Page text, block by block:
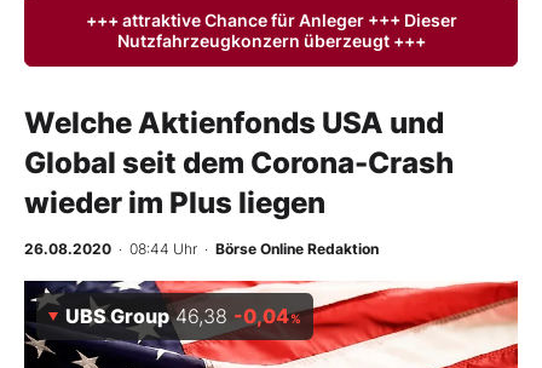
Anlageprodukte
Finanz-Check
BO-Musterdepots
Experten
+++ attraktive Chance für Anleger +++ Dieser
Nutzfahrzeugkonzern überzeugt +++
Welche Aktienfonds USA und
Global seit dem Corona-Crash
wieder im Plus liegen
26.08.2020 · 08:44 Uhr · Börse Online Redaktion
UBS Group 46,38 -0,04%